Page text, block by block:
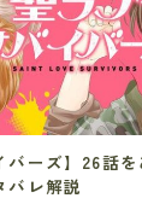
バーズ】26話
バレ解説